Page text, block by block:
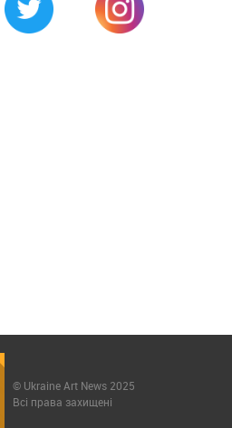
© Ukraine Art News 2025
Всі права захищені